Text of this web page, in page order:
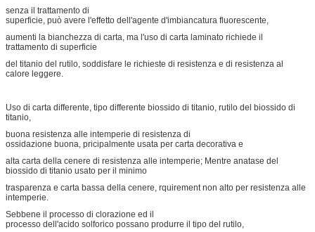
senza il trattamento di
superficie, può avere l'effetto dell'agente d'imbiancatura fluorescente,
aumenti la bianchezza di carta, ma l'uso di carta laminato richiede il
trattamento di superficie
del titanio del rutilo, soddisfare le richieste di resistenza e di resistenza al
calore leggere.
Uso di carta differente, tipo differente biossido di titanio, rutilo del biossido di
titanio,
buona resistenza alle intemperie di resistenza di
ossidazione buona, pricipalmente usata per carta decorativa e
alta carta della cenere di resistenza alle intemperie; Mentre anatase del
biossido di titanio usato per il minimo
trasparenza e carta bassa della cenere, rquirement non alto per resistenza alle
intemperie.
Sebbene il processo di clorazione ed il
processo dell'acido solforico possano produrre il tipo del rutilo,